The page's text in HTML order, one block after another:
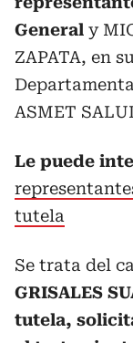
General y
ZAPATA, en
ASMET
Le puede
tutela
Se trata del
GRISALES
tutela,